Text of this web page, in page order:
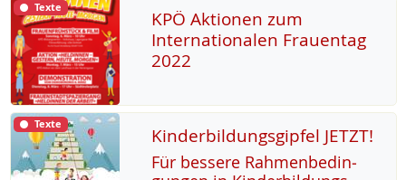
Texte
KPÖ Aktionen zum
Internationalen Frauentag
2022
Texte Kinderbildungsgipfel JETZT!
Für bes­se­re Rah­men­be­din­